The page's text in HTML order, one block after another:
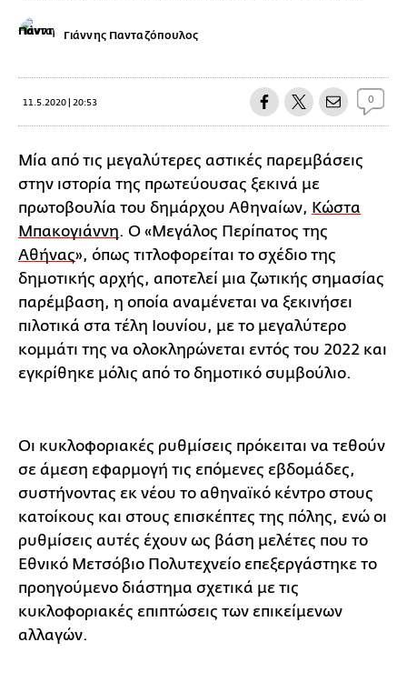
Γιάννης Πανταζόπουλος
11.5.2020 | 20:53 0
Μία από τις μεγαλύτερες αστικές παρεμβάσεις
στην ιστορία της πρωτεύουσας ξεκινά με
πρωτοβουλία του δημάρχου Αθηναίων, Κώστα
Μπακογιάννη. O «Μεγάλος Περίπατος της
Αθήνας», όπως τιτλοφορείται το σχέδιο της
δημοτικής αρχής, αποτελεί μια ζωτικής σημασίας
παρέμβαση, η οποία αναμένεται να ξεκινήσει
πιλοτικά στα τέλη Ιουνίου, με το μεγαλύτερο
κομμάτι της να ολοκληρώνεται εντός του 2022 και
εγκρίθηκε μόλις από το δημοτικό συμβούλιο.
Οι κυκλοφοριακές ρυθμίσεις πρόκειται να τεθούν
σε άμεση εφαρμογή τις επόμενες εβδομάδες,
συστήνοντας εκ νέου το αθηναϊκό κέντρο στους
κατοίκους και στους επισκέπτες της πόλης, ενώ οι
ρυθμίσεις αυτές έχουν ως βάση μελέτες που το
Εθνικό Μετσόβιο Πολυτεχνείο επεξεργάστηκε το
προηγούμενο διάστημα σχετικά με τις
κυκλοφοριακές επιπτώσεις των επικείμενων
αλλαγών.